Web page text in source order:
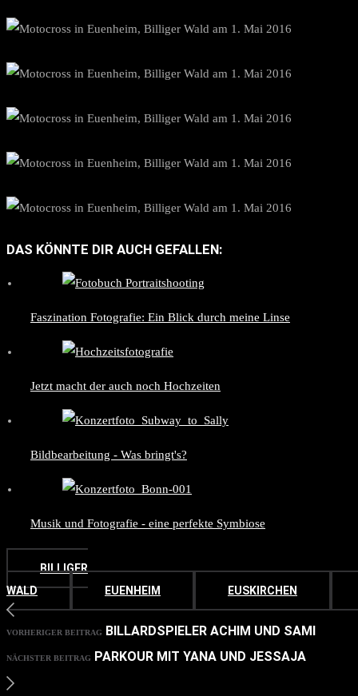
DAS KÖNNTE DIR AUCH GEFALLEN:
Faszination Fotografie: Ein Blick durch meine Linse
Jetzt macht der auch noch Hochzeiten
Bildbearbeitung - Was bringt's?
Musik und Fotografie - eine perfekte Symbiose
BILLIGER
WALD
EUENHEIM EUSKIRCHEN
VORHERIGER BEITRAG BILLARDSPIELER ACHIM UND SAMI
NÄCHSTER BEITRAG PARKOUR MIT YANA UND JESSAJA